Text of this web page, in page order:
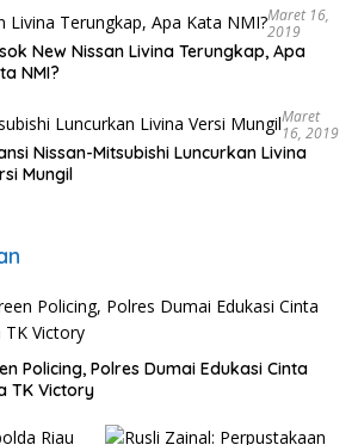
Maret 16,
2019
New Nissan Livina Terungkap, Apa
NMI?
Maret
16, 2019
Nissan-Mitsubishi Luncurkan Livina
Mungil
Policing, Polres Dumai Edukasi Cinta
TK Victory